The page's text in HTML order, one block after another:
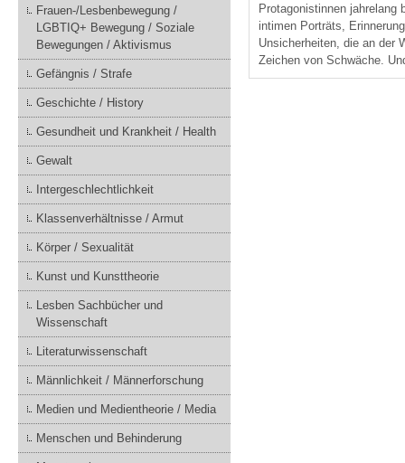
Frauen-/Lesbenbewegung /
LGBTIQ+ Bewegung / Soziale
Bewegungen / Aktivismus
Gefängnis / Strafe
Geschichte / History
Gesundheit und Krankheit / Health
Gewalt
Intergeschlechtlichkeit
Klassenverhältnisse / Armut
Körper / Sexualität
Kunst und Kunsttheorie
Lesben Sachbücher und
Wissenschaft
Literaturwissenschaft
Männlichkeit / Männerforschung
Medien und Medientheorie / Media
Menschen und Behinderung
Protagonistinnen
intimen Porträts,
Unsicherheiten, die an der
Zeichen von Schwäche.